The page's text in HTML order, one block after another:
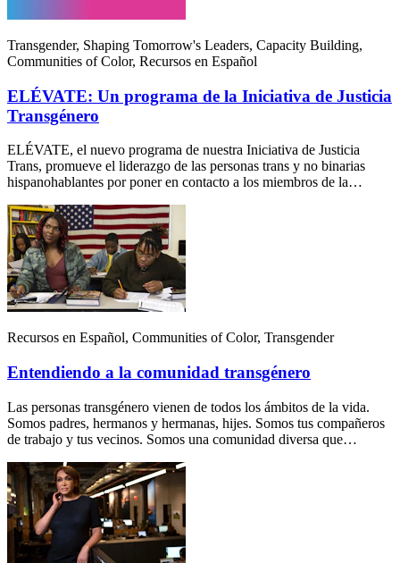
Transgender, Shaping Tomorrow's Leaders, Capacity Building,
Communities of Color, Recursos en Español
ELÉVATE: Un programa de la Iniciativa de Justicia
Transgénero
ELÉVATE, el nuevo programa de nuestra Iniciativa de Justicia
Trans, promueve el liderazgo de las personas trans y no binarias
hispanohablantes por poner en contacto a los miembros de la…
Recursos en Español, Communities of Color, Transgender
Entendiendo a la comunidad transgénero
Las personas transgénero vienen de todos los ámbitos de la vida.
Somos padres, hermanos y hermanas, hijes. Somos tus compañeros
de trabajo y tus vecinos. Somos una comunidad diversa que…